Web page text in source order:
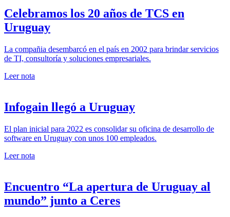
Celebramos los 20 años de TCS en
Uruguay
La compañia desembarcó en el país en 2002 para brindar servicios
de TI, consultoría y soluciones empresariales.
Leer nota
Infogain llegó a Uruguay
El plan inicial para 2022 es consolidar su oficina de desarrollo de
software en Uruguay con unos 100 empleados.
Leer nota
Encuentro “La apertura de Uruguay al
mundo” junto a Ceres